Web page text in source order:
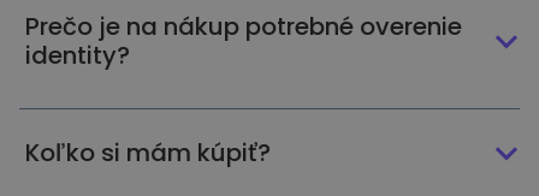
Prečo je na nákup potrebné overenie
identity?
Koľko si mám kúpiť?